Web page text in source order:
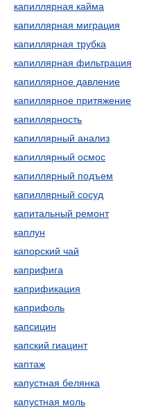
капиллярная кайма
капиллярная миграция
капиллярная трубка
капиллярная фильтрация
капиллярное давление
капиллярное притяжение
капиллярность
капиллярный анализ
капиллярный осмос
капиллярный подъем
капиллярный сосуд
капитальный ремонт
каплун
капорский чай
каприфига
капрификация
каприфоль
капсицин
капский гиацинт
каптаж
капустная белянка
капустная моль